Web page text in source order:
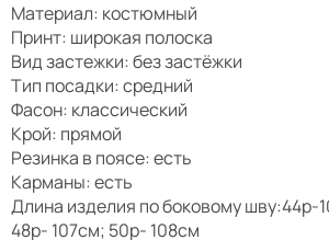
Материал: костюмный
Принт: широкая полоска
Вид застежки: без застёжки
Тип посадки: средний
Фасон: классический
Крой: прямой
Резинка в поясе: есть
Карманы: есть
Длина изделия по боковому шву:44р-
48р- 107см; 50р- 108см